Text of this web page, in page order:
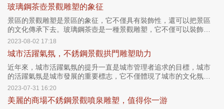
玻璃鋼茶壺景觀雕塑的象征
景區的景觀雕塑是景區的象征，它不僅具有裝飾性，還可以把景區
的文化傳承下去。玻璃鋼茶壺是一種景觀雕塑，它不僅可以裝飾景
區，而且還可以傳達景區特有的文化內涵。
2023-08-02 17:18
城市活躍氣氛，不銹鋼景觀拱門雕塑助力
近年來，城市活躍氣氛的提升一直是城市管理者追求的目標，城市
的活躍氣氛是城市發展的重要標志，它不僅體現了城市的文化氛
圍，也反映了城市的經濟繁榮程度。因此，很多城市管理者致力于
2023-07-31 16:20
美麗的商場不銹鋼景觀噴泉雕塑，值得你一游